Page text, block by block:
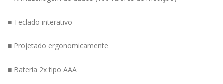
■ Teclado interativo
■ Projetado ergonomicamente
■ Bateria 2x tipo AAA